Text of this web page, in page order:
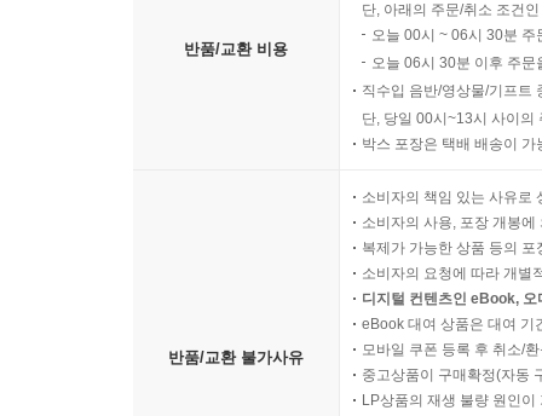
반품/교환 비용
단, 아래의 주문/취소 조건
오늘 00시 ~ 06시 30분
오늘 06시 30분 이후 주
직수입 음반/영상물/기프트
단, 당일 00시~13시 사이의
박스 포장은 택배 배송이
반품/교환 불가사유
소비자의 책임 있는 사유로
소비자의 사용, 포장 개봉
복제가 가능한 상품 등의
소비자의 요청에 따라 개별
디지털 컨텐츠인 eBook,
eBook 대여 상품은 대여 기
모바일 쿠폰 등록 후 취소/
중고상품이 구매확정(자동
LP상품의 재생 불량 원인